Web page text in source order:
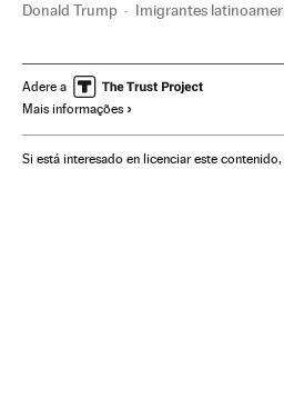
Donald Trump Imigrantes
México Imigrantes Imigração
Sociedade
Adere a
Mais informações
Si está interesado en licenciar este